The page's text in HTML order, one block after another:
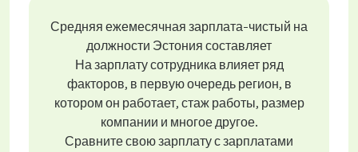
Средняя ежемесячная зарплата-чистый на
должности Эстония составляет
На зарплату сотрудника влияет ряд
факторов, в первую очередь регион, в
котором он работает, стаж работы, размер
компании и многое другое.
Сравните свою зарплату с зарплатами